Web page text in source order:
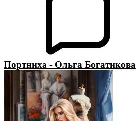
Портниха - Ольга Богатикова